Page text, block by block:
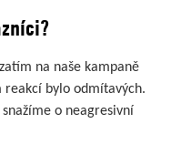
na naše kampaně
bylo odmítavých.
o neagresivní